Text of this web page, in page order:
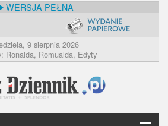
WERSJA PEŁNA
9 sierpnia 2026
Ronalda, Romualda, Edyty